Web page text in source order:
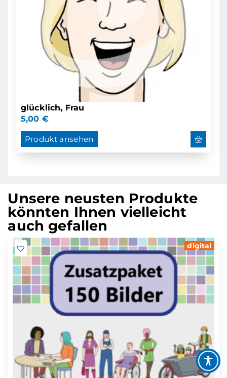
glücklich, Frau
5,00 €
Produkt ansehen
Unsere neusten Produkte
könnten Ihnen vielleicht
auch gefallen
digital